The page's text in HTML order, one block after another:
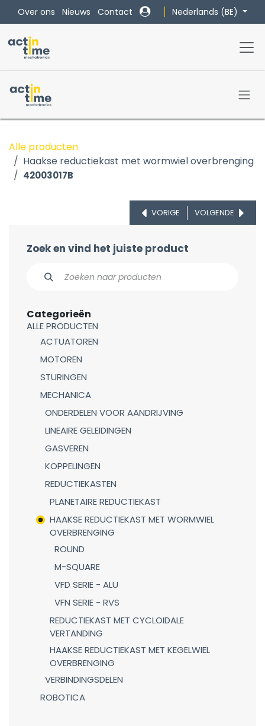
Overslaan naar inhoud
Over ons Nieuws Contact Nederlands (BE)
Alle producten
Haakse reductiekast met wormwiel overbrenging
42003017B
VORIGE VOLGENDE
Zoek en vind het juiste product
Categorieën
ALLE PRODUCTEN
ACTUATOREN
MOTOREN
STURINGEN
MECHANICA
ONDERDELEN VOOR AANDRIJVING
LINEAIRE GELEIDINGEN
GASVEREN
KOPPELINGEN
REDUCTIEKASTEN
PLANETAIRE REDUCTIEKAST
HAAKSE REDUCTIEKAST MET WORMWIEL
OVERBRENGING
ROUND
M-SQUARE
VFD SERIE - ALU
VFN SERIE - RVS
REDUCTIEKAST MET CYCLOIDALE
VERTANDING
HAAKSE REDUCTIEKAST MET KEGELWIEL
OVERBRENGING
VERBINDINGSDELEN
ROBOTICA